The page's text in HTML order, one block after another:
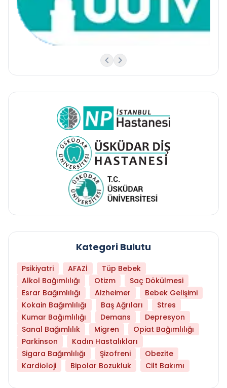
Kategori Bulutu
Psikiyatri AFAZİ
Tüp Bebek
Alkol Bağımlılığı
Otizm
Saç Dökülmesi
Esrar Bağımlılığı
Alzheimer
Bebek Gelişimi
Kokain Bağımlılığı
Baş Ağrıları
Stres
Kumar Bağımlılığı
Demans
Depresyon
Sanal Bağımlılık
Migren
Opiat Bağımlılığı
Parkinson
Kadın Hastalıkları
Sigara Bağımlılığı
Şizofreni
Obezite
Kardioloji
Bipolar Bozukluk Cilt Bakımı